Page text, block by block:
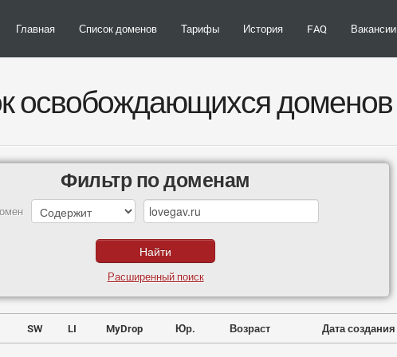
Главная Список доменов Тарифы История FAQ Вакансии
освобождающихся доменов
Фильтр по доменам
Расширенный поиск
SW LI MyDrop Юр. Возраст Дата создания